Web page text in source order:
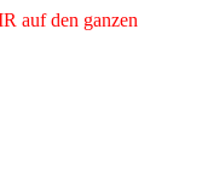
auf den ganzen